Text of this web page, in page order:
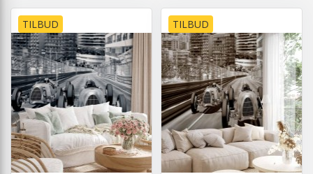
TILBUD TILBUD